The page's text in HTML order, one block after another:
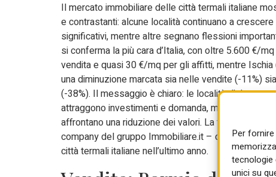
Per
tecnologie
unici su
Il mercato immobiliare delle città termali italiane
e contrastanti: alcune località continuano a crescere
significativi, mentre altre segnano flessioni
si conferma la più cara d’Italia, con oltre 5.600 €/
vendita e quasi 30 €/mq per gli affitti, mentre
una diminuzione marcata sia nelle vendite (-11%)
(-38%). Il messaggio è chiaro: le località d’alta
attraggono investimenti e domanda, mentre alcune
affrontano una riduzione dei valori. La fotografia è
company del gruppo Immobiliare.it – che ha
città termali italiane nell’ultimo anno.